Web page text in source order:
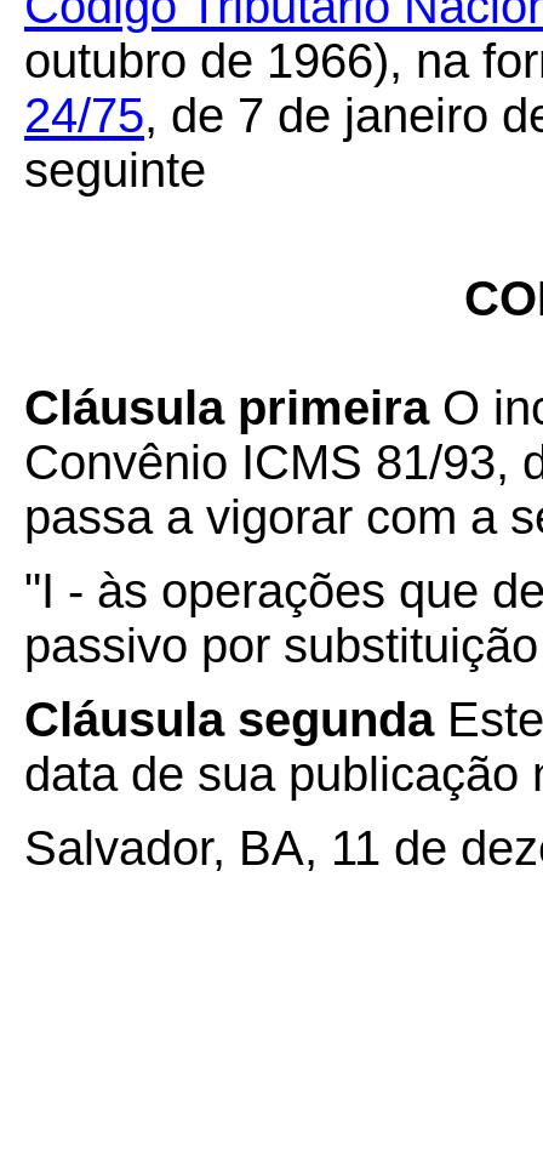
outubro de 1966), na
24/75, de 7 de janeiro
seguinte
Cláusula primeiraO
Convênio ICMS 81/93,
passa a vigorar com a
"I - às operações que
passivo por
Cláusula segunda
data de sua publicação
Salvador, BA, 11 de